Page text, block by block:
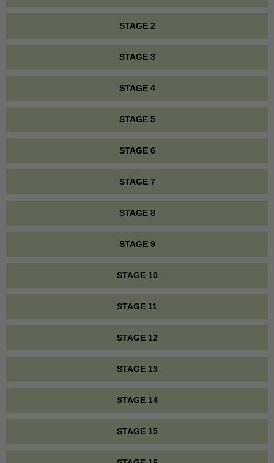
STAGE 2
STAGE 3
STAGE 4
STAGE 5
STAGE 6
STAGE 7
STAGE 8
STAGE 9
STAGE 10
STAGE 11
STAGE 12
STAGE 13
STAGE 14
STAGE 15